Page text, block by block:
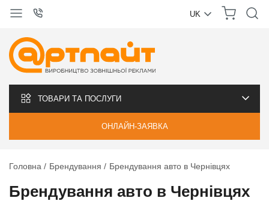
UK
ТОВАРИ ТА ПОСЛУГИ
ОНЛАЙН-ЗАЯВКА
Головна Брендування Брендування авто в Чернівцях
Брендування авто в Чернівцях